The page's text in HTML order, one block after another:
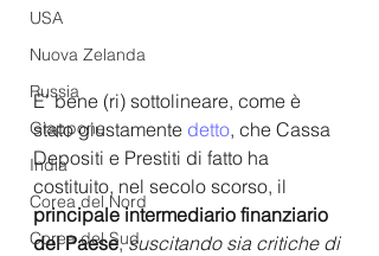
USA
Nuova Zelanda
Russia
Giappone
India
Corea del Nord
Corea del Sud
E' bene (ri) sottolineare, come è
stato giustamente detto, che Cassa
Depositi e Prestiti di fatto ha
costituito, nel secolo scorso, il
principale intermediario finanziario
del Paese, suscitando sia critiche di